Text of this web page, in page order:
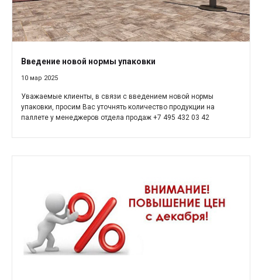
Введение новой нормы упаковки
10 мар 2025
Уважаемые клиенты, в связи с введением новой нормы
упаковки, просим Вас уточнять количество продукции на
паллете у менеджеров отдела продаж +7 495 432 03 42